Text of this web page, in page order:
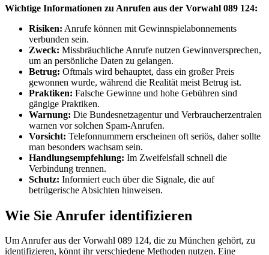
Wichtige Informationen zu Anrufen aus der Vorwahl 089 124:
Risiken: Anrufe können mit Gewinnspielabonnements
verbunden sein.
Zweck: Missbräuchliche Anrufe nutzen Gewinnversprechen,
um an persönliche Daten zu gelangen.
Betrug: Oftmals wird behauptet, dass ein großer Preis
gewonnen wurde, während die Realität meist Betrug ist.
Praktiken: Falsche Gewinne und hohe Gebühren sind
gängige Praktiken.
Warnung: Die Bundesnetzagentur und Verbraucherzentralen
warnen vor solchen Spam-Anrufen.
Vorsicht: Telefonnummern erscheinen oft seriös, daher sollte
man besonders wachsam sein.
Handlungsempfehlung: Im Zweifelsfall schnell die
Verbindung trennen.
Schutz: Informiert euch über die Signale, die auf
betrügerische Absichten hinweisen.
Wie Sie Anrufer identifizieren
Um Anrufer aus der Vorwahl 089 124, die zu München gehört, zu
identifizieren, könnt ihr verschiedene Methoden nutzen. Eine